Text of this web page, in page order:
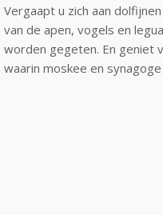
Vergaapt u zich aan
van de apen, vogels en
worden gegeten. En geniet
waarin moskee en